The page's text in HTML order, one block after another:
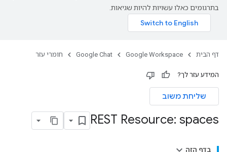
בתרגומים כאלו עשויות להיות שגיאות.
דף הבית Google Workspace
Google Chat חומרי עזר
המידע עזר לך?
שליחת משוב
REST Resource: spaces
בדף הזה